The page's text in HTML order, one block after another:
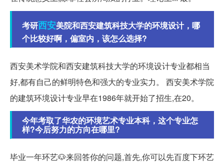
考研西安美院和西安建筑科技大学的环境设计，哪
个比较好啊，偏室内，该怎么选择?
西安美术学院和西安建筑科技大学的环境设计专业都相当
好,都有自己的鲜明特色和强大的专业实力。 西安美术学院
的建筑环境设计专业早在1986年就开始了招生,在20。
今年考取了华农的环境艺术专业本科，这个专业怎
样?今后努力的方向在哪里?
毕业一年环艺🐶来回答你的问题,首先,你可以先百度下环艺